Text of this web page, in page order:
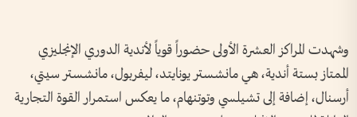
وشهدت المراكز العشرة الأولى حضوراً قوياً لأندية الدوري الإنجليزي
الممتاز بستة أندية، هي مانشستر يونايتد، ليفربول، مانشستر سيتي،
أرسنال، إضافة إلى تشيلسي وتوتنهام، ما يعكس استمرار القوة التجارية